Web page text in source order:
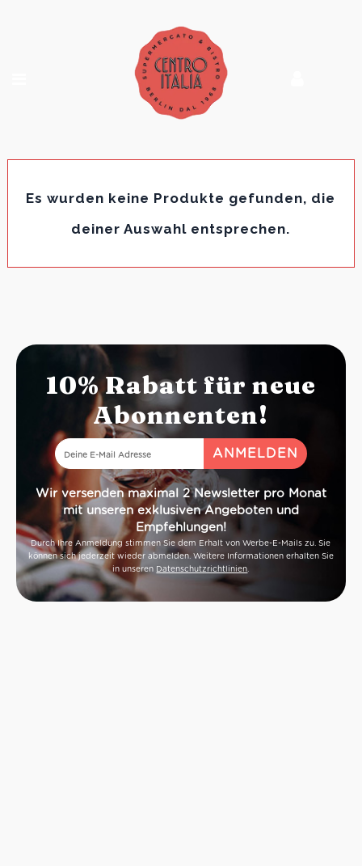
Es wurden keine Produkte gefunden, die
deiner Auswahl entsprechen.
10% Rabatt für neue
Abonnenten!
Wir versenden maximal 2 Newsletter pro Monat
mit unseren exklusiven Angeboten und
Empfehlungen!
Durch Ihre Anmeldung stimmen Sie dem Erhalt von Werbe-E-Mails zu. Sie
können sich jederzeit wieder abmelden. Weitere Informationen erhalten Sie
in unseren Datenschutzrichtlinien.